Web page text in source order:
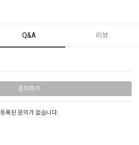
Q&A 리뷰
문의하기
등록된 문의가 없습니다.